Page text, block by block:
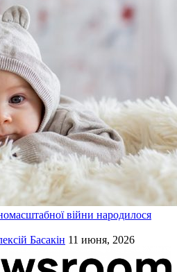
війни народилося
Басакін 11 июня, 2026